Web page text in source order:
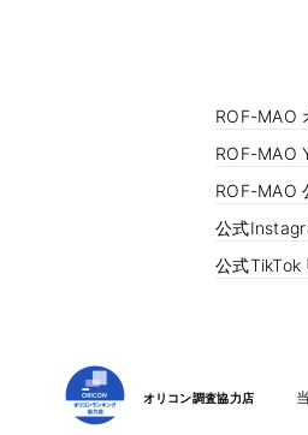
ROF-MAO
ROF-MAO
ROF-MAO
公式
公式TikTok
オリコン調査協力店